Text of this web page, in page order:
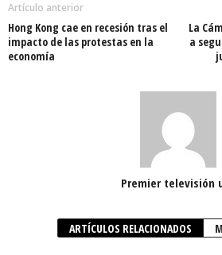
Artículo anterior
Hong Kong cae en recesión tras el
impacto de las protestas en la
economía
La
a
Premier televisión
ARTÍCULOS RELACIONADOS